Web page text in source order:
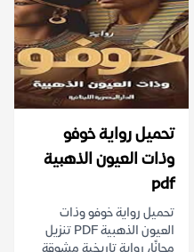
تحميل رواية خوفو
وذات العيون الذهبية
pdf
تحميل رواية خوفو وذات
العيون الذهبية PDF تنزيل
مجانًا، رواية تاريخية مشوقة